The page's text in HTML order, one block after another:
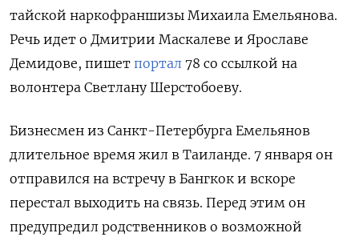
тайской наркофраншизы Михаила Емельянова.
Речь идет о Дмитрии Маскалеве и Ярославе
Демидове, пишет портал 78 со ссылкой на
волонтера Светлану Шерстобоеву.
Бизнесмен из Санкт-Петербурга Емельянов
длительное время жил в Таиланде. 7 января он
отправился на встречу в Бангкок и вскоре
перестал выходить на связь. Перед этим он
предупредил родственников о возможной